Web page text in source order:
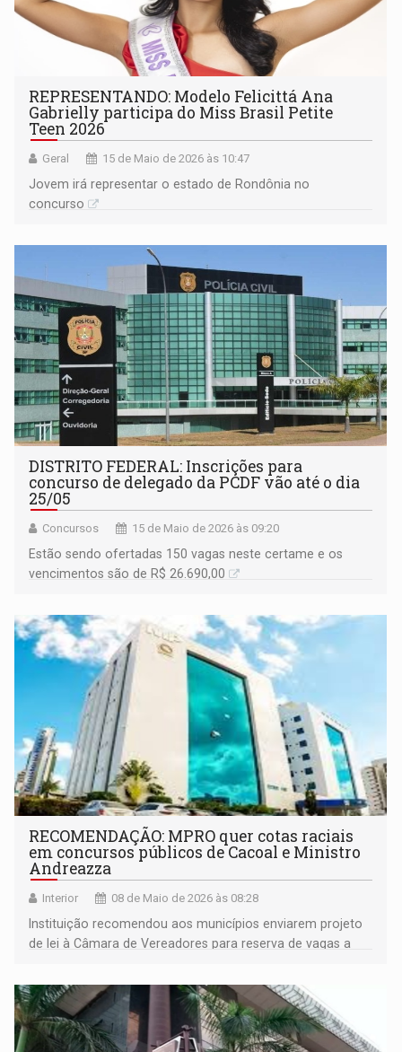
REPRESENTANDO: Modelo Felicittá Ana
Gabrielly participa do Miss Brasil Petite
Teen 2026
Geral 15 de Maio de 2026 às 10:47
Jovem irá representar o estado de Rondônia no
concurso
DISTRITO FEDERAL: Inscrições para
concurso de delegado da PCDF vão até o dia
25/05
Concursos 15 de Maio de 2026 às 09:20
Estão sendo ofertadas 150 vagas neste certame e os
vencimentos são de R$ 26.690,00
RECOMENDAÇÃO: MPRO quer cotas raciais
em concursos públicos de Cacoal e Ministro
Andreazza
Interior 08 de Maio de 2026 às 08:28
Instituição recomendou aos municípios enviarem projeto
de lei à Câmara de Vereadores para reserva de vagas a